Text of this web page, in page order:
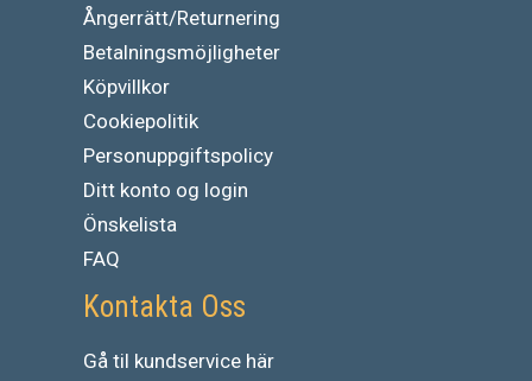
Ångerrätt/Returnering
Betalningsmöjligheter
Köpvillkor
Cookiepolitik
Personuppgiftspolicy
Ditt konto og login
Önskelista
FAQ
Kontakta Oss
Gå til kundservice här